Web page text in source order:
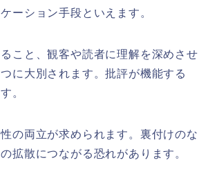
ーション手段といえます。
こと、観客や読者に理解を深めさせ
に大別されます。批評が機能する
。
の両立が求められます。裏付けのな
拡散につながる恐れがあります。